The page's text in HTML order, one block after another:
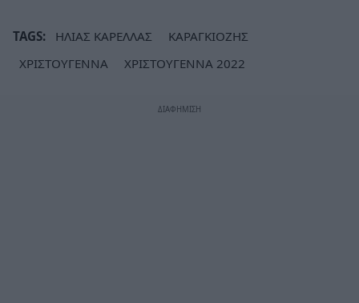
TAGS: ΗΛΙΑΣ ΚΑΡΕΛΛΑΣ
ΚΑΡΑΓΚΙΟΖΗΣ
ΧΡΙΣΤΟΥΓΕΝΝΑ
ΧΡΙΣΤΟΥΓΕΝΝΑ 2022